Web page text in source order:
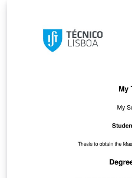
Skills". A actividade
colaborativo promovido
reabilitação do espaço
espaço exterior do centro
restauro dos bancos de
incluía todo o trabalho de
materiais (madeira, ferro)